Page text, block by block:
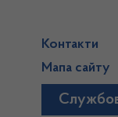
Контакти
Мапа сайту